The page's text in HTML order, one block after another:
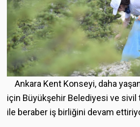
Ankara Kent Konseyi, daha
için Büyükşehir Belediyesi ve sivil
ile beraber iş birliğini devam